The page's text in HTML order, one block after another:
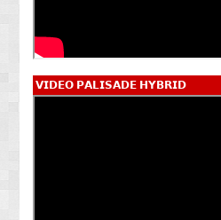
𝗩𝗜𝗗𝗘𝗢 𝗣𝗔𝗟𝗜𝗦𝗔𝗗𝗘 𝗛𝗬𝗕𝗥𝗜𝗗